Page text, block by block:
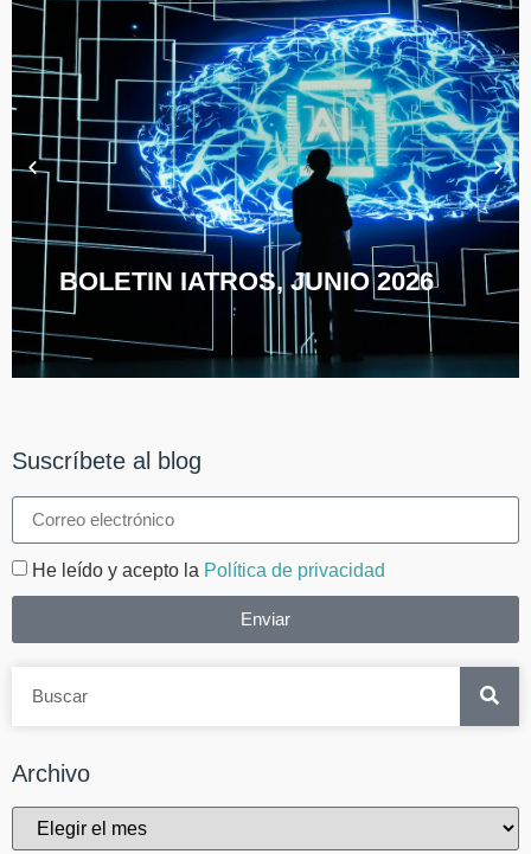
BOLETIN IATROS, JUNIO 2026
Suscríbete al blog
He leído y acepto la Política de privacidad
Enviar
Archivo